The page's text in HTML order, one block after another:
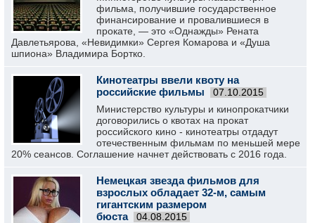
фильма, получившие государственное
финансирование и провалившиеся в
прокате, — это «Однажды» Рената
Давлетьярова, «Невидимки» Сергея Комарова и «Душа
шпиона» Владимира Бортко.
Кинотеатры ввели квоту на
российские фильмы
07.10.2015
Министерство культуры и кинопрокатчики
договорились о квотах на прокат
российского кино - кинотеатры отдадут
отечественным фильмам по меньшей мере
20% сеансов. Соглашение начнет действовать с 2016 года.
Немецкая звезда фильмов для
взрослых обладает 32-м, самым
гигантским размером
бюста
04.08.2015